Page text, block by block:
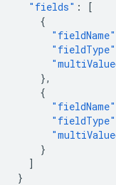
"fields" :
[
{
"fieldName"
"fieldType"
},
{
"fieldName"
"fieldType"
}
]
}